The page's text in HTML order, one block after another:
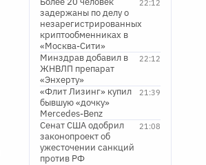
22:12
задержаны по делу о
незарегистрированных
криптообменниках в
«Москва-Сити»
22:12
Минздрав добавил в
ЖНВЛП препарат
«Энхерту»
21:39
«Флит Лизинг» купил
бывшую «дочку»
Mercedes-Benz
21:08
Сенат США одобрил
законопроект об
ужесточении санкций
против РФ